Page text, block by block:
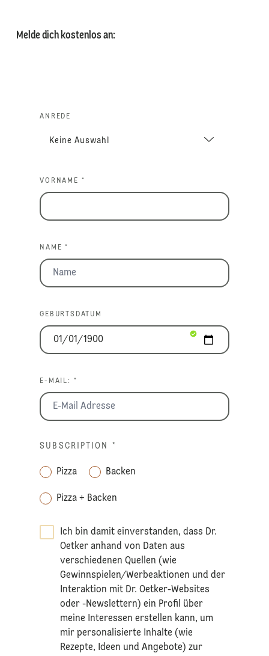
Melde dich kostenlos an:
ANREDE
VORNAME *
NAME *
GEBURTSDATUM
E-MAIL: *
SUBSCRIPTION *
Pizza Backen
Pizza + Backen
Ich bin damit einverstanden, dass Dr.
Oetker anhand von Daten aus
verschiedenen Quellen (wie
Gewinnspielen/Werbeaktionen und der
Interaktion mit Dr. Oetker-Websites
oder -Newslettern) ein Profil über
meine Interessen erstellen kann, um
mir personalisierte Inhalte (wie
Rezepte, Ideen und Angebote) zur